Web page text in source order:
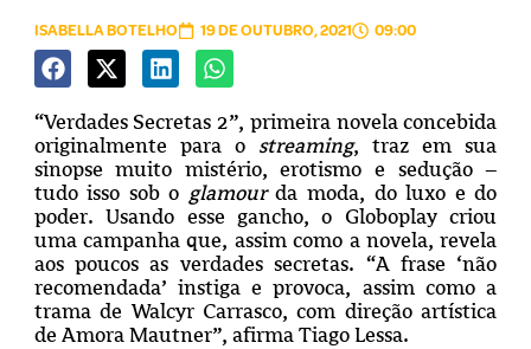
ISABELLA BOTELHO 19 DE OUTUBRO, 2021 09:00
“Verdades Secretas 2”, primeira novela concebida
originalmente para o streaming, traz em sua
sinopse muito mistério, erotismo e sedução –
tudo isso sob o glamourda moda, do luxo e do
poder. Usando esse gancho, o Globoplay criou
uma campanha que, assim como a novela, revela
aos poucos as verdades secretas. “A frase ‘não
recomendada’ instiga e provoca, assim como a
trama de Walcyr Carrasco, com direção artística
de Amora Mautner”, afirma Tiago Lessa.